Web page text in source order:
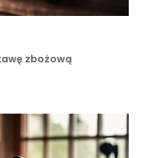
zbożową